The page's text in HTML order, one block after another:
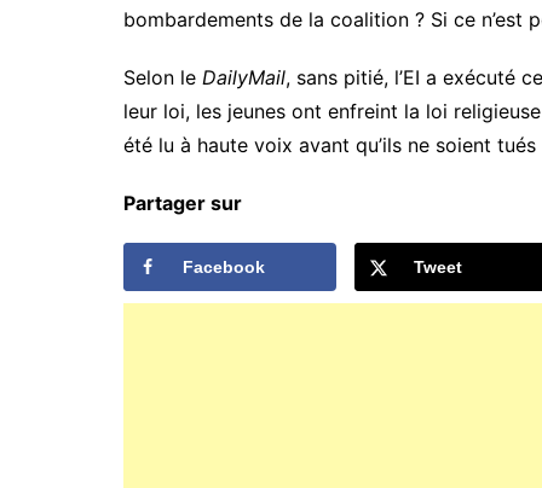
bombardements de la coalition ? Si ce n’est
Selon le DailyMail, sans pitié, l’EI a exécuté
leur loi, les jeunes ont enfreint la loi
été lu à haute voix avant qu’ils ne soient
Partager sur
Facebook Tweet